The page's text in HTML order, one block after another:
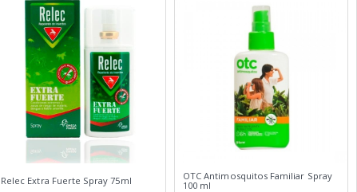
Relec Extra Fuerte Spray 75ml
OTC Antimosquitos Familiar Spray
100 ml